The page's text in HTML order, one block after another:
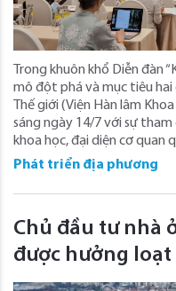
Trong khuôn khổ Diễn đàn
mô đột phá và mục tiêu hai
Thế giới (Viện Hàn lâm
sáng ngày 14/7 với sự tham
khoa học, đại diện cơ quan
Phát triển địa phương
Chủ đầu tư nhà
được hưởng loạt